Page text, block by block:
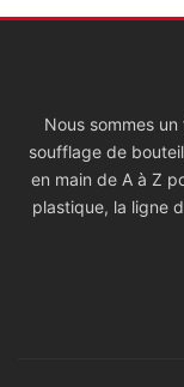
Nous sommes
soufflage de
en main de A à Z
plastique, la ligne